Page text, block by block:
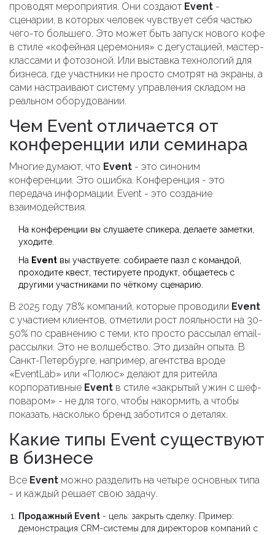
проводят мероприятия. Они создают Event -
сценарии, в которых человек чувствует себя частью
чего-то большего. Это может быть запуск нового кофе
в стиле «кофейная церемония» с дегустацией, мастер-
классами и фотозоной. Или выставка технологий для
бизнеса, где участники не просто смотрят на экраны, а
сами настраивают систему управления складом на
реальном оборудовании.
Чем Event отличается от
конференции или семинара
Многие думают, что Event - это синоним
конференции. Это ошибка. Конференция - это
передача информации. Event - это создание
взаимодействия.
На конференции вы слушаете спикера, делаете заметки,
уходите.
На Event вы участвуете: собираете пазл с командой,
проходите квест, тестируете продукт, общаетесь с
другими участниками по чёткому сценарию.
В 2025 году 78% компаний, которые проводили Event
с участием клиентов, отметили рост лояльности на 30-
50% по сравнению с теми, кто просто рассылал email-
рассылки. Это не волшебство. Это дизайн опыта. В
Санкт-Петербурге, например, агентства вроде
«EventLab» или «Полюс» делают для ритейла
корпоративные Event в стиле «закрытый ужин с шеф-
поваром» - не для того, чтобы накормить, а чтобы
показать, насколько бренд заботится о деталях.
Какие типы Event существуют
в бизнесе
Все Event можно разделить на четыре основных типа
- и каждый решает свою задачу.
Продажный Event - цель: закрыть сделку. Пример:
демонстрация CRM-системы для директоров компаний с